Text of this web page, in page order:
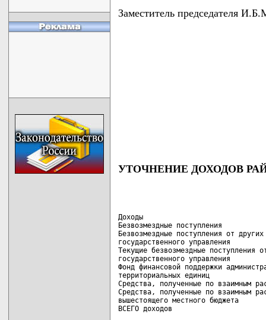
Заместитель председателя
УТОЧНЕНИЕ ДОХОДОВ
Доходы
Безвозмездные поступления
Безвозмездные поступления от
государственного управления
Текущие безвозмездные
государственного управления
Фонд финансовой поддержки
территориальных единиц
Средства, полученные по
Средства, полученные по
вышестоящего местного бюджета
ВСЕГО доходов